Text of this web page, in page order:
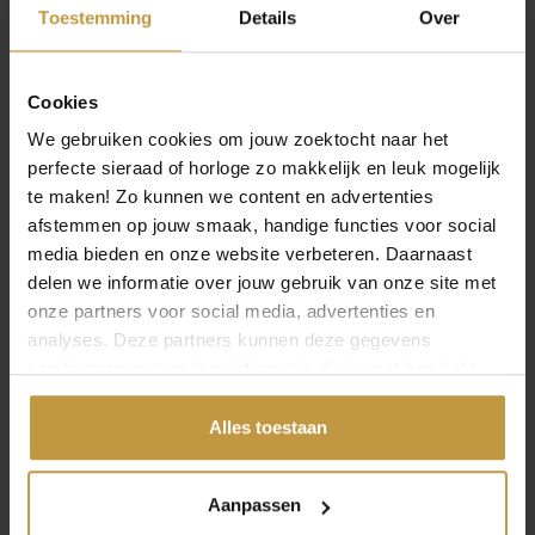
Toestemming Details Over
Cookies
We gebruiken cookies om jouw zoektocht naar het
perfecte sieraad of horloge zo makkelijk en leuk mogelijk
te maken! Zo kunnen we content en advertenties
afstemmen op jouw smaak, handige functies voor social
media bieden en onze website verbeteren. Daarnaast
delen we informatie over jouw gebruik van onze site met
onze partners voor social media, advertenties en
analyses. Deze partners kunnen deze gegevens
gedeeld of die ze hebben verzameld via jouw gebruik van
Alles toestaan
Aanpassen
OPEN FILTER
merken zoals Clic by Suzanne (Nederland) en Step by Step
(Zwitserland). Clic by Suzanne creëert met de hand
magneetsluitingen en tijdloos design. Step by Step
edelstaal en rubber; alle sieraden worden handgemaakt
in Zwitserland en combineren veelzijdigheid met
moderne uitstraling.
TITANIUM SIERADEN
Titanium sieraden zijn licht, sterk, duurzaam en
huidvriendelijk. Boccia Titanium staat bekend om
sieraden van 99,7 % puur titanium, die anti-allergisch en
de temperatuur van je huid aannemen.
MANNEN SIERADEN
Stoere ontwerpen zijn populair bij heren. Buddha to
Buddha biedt handgemaakte armbanden (zilver, leer,